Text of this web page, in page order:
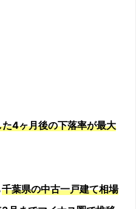
4ヶ月後の下落率が最大
千葉県の中古一戸建て相場